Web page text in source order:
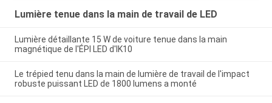
Lumière tenue dans la main de travail de LED
Lumière détaillante 15 W de voiture tenue dans la main
magnétique de l'ÉPI LED d'IK10
Le trépied tenu dans la main de lumière de travail de l'impact
robuste puissant LED de 1800 lumens a monté